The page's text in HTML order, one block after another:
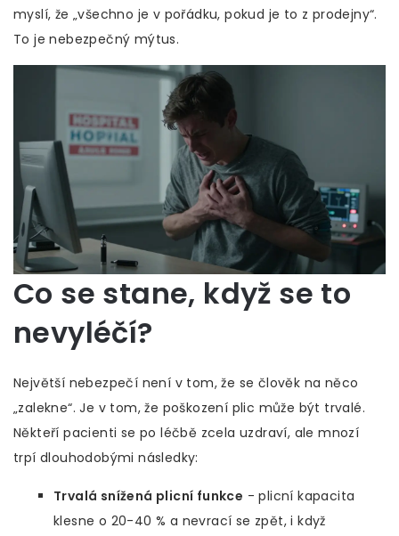
myslí, že „všechno je v pořádku, pokud je to z prodejny“.
To je nebezpečný mýtus.
Co se stane, když se to
nevyléčí?
Největší nebezpečí není v tom, že se člověk na něco
„zalekne“. Je v tom, že poškození plic může být trvalé.
Někteří pacienti se po léčbě zcela uzdraví, ale mnozí
trpí dlouhodobými následky:
Trvalá snížená plicní funkce - plicní kapacita
klesne o 20-40 % a nevrací se zpět, i když